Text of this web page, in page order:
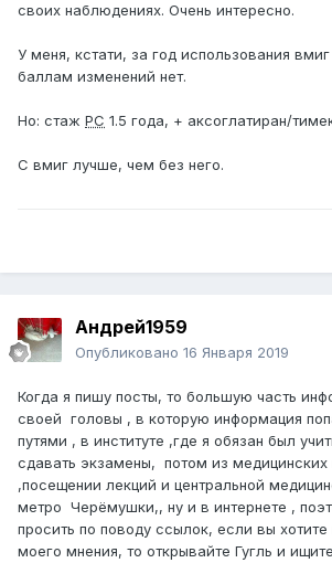
своих наблюдениях. Очень интересно.
У меня, кстати, за год использования
баллам изменений нет.
Но: стаж РС 1.5 года, + аксоглатиран/
С вмиг лучше, чем без него.
Андрей1959
Опубликовано 16 Января 2019
Когда я пишу посты, то большую часть
своей головы , в которую информация
путями , в институте ,где я обязан был
сдавать экзамены, потом из медицинских
,посещении лекций и центральной
метро Черёмушки,, ну и в интернете ,
просить по поводу ссылок, если вы
моего мнения, то открывайте Гугль и